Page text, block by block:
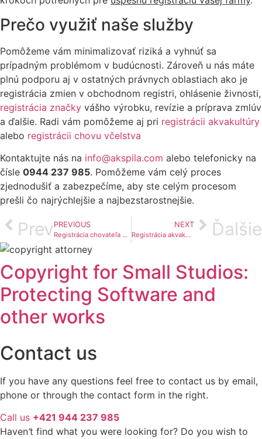
Prečo využiť naše služby
Pomôžeme vám minimalizovať riziká a vyhnúť sa
prípadným problémom v budúcnosti. Zároveň u nás máte
plnú podporu aj v ostatných právnych oblastiach ako je
registrácia zmien v obchodnom registri, ohlásenie živnosti,
registrácia značky vášho výrobku, revízie a príprava zmlúv
a ďalšie. Radi vám pomôžeme aj pri registrácii akvakultúry
alebo registrácii chovu včelstva
Kontaktujte nás na info@akspila.com alebo telefonicky na
čísle 0944 237 985. Pomôžeme vám celý proces
zjednodušiť a zabezpečíme, aby ste celým procesom
prešli čo najrýchlejšie a najbezstarostnejšie.
Prev PREVIOUS
Registrácia chovateľa včiel
NEXT
Registrácia akvakultúry Ďalšie
Copyright for Small Studios:
Protecting Software and
other works
Contact us
If you have any questions feel free to contact us by email,
phone or through the contact form in the right.
Call us +421 944 237 985
Haven‘t find what you were looking for? Do you wish to